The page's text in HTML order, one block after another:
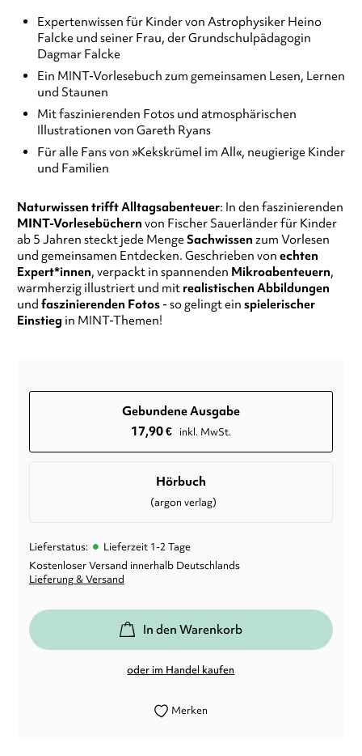
Expertenwissen für Kinder von Astrophysiker Heino
Falcke und seiner Frau, der Grundschulpädagogin
Dagmar Falcke
Ein MINT-Vorlesebuch zum gemeinsamen Lesen, Lernen
und Staunen
Mit faszinierenden Fotos und atmosphärischen
Illustrationen von Gareth Ryans
Für alle Fans von »Kekskrümel im All«, neugierige Kinder
und Familien
Naturwissen trifft Alltagsabenteuer: In den faszinierenden
MINT-Vorlesebüchern von Fischer Sauerländer für Kinder
ab 5 Jahren steckt jede MengeSachwissen zum Vorlesen
und gemeinsamen Entdecken. Geschrieben von echten
Expert*innen, verpackt in spannenden Mikroabenteuern,
warmherzig illustriert und mit realistischen Abbildungen
und faszinierenden Fotos- so gelingt ein spielerischer
Einstieg in MINT-Themen!
Gebundene Ausgabe
17,90€ inkl. MwSt.
Hörbuch
(argon verlag)
Lieferstatus: • Lieferzeit 1-2 Tage
Kostenloser Versand innerhalb Deutschlands
Lieferung & Versand
In den Warenkorb
oder im Handel kaufen
Merken